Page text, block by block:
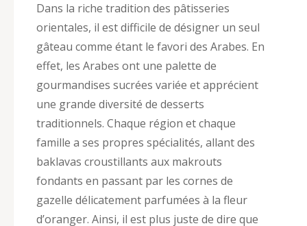
Dans la riche tradition des pâtisseries
orientales, il est difficile de désigner un seul
gâteau comme étant le favori des Arabes. En
effet, les Arabes ont une palette de
gourmandises sucrées variée et apprécient
une grande diversité de desserts
traditionnels. Chaque région et chaque
famille a ses propres spécialités, allant des
baklavas croustillants aux makrouts
fondants en passant par les cornes de
gazelle délicatement parfumées à la fleur
d’oranger. Ainsi, il est plus juste de dire que